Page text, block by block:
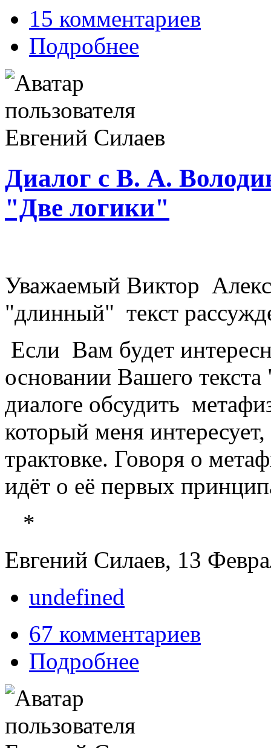
15 комментариев
Подробнее
Диалог с В. А.
"Две логики"
Уважаемый Виктор
"длинный" текст
Если Вам будет
основании Вашего
диалоге обсудить
который меня
трактовке. Говоря о
идёт о её первых
*
Евгений Силаев, 13
undefined
67 комментариев
Подробнее